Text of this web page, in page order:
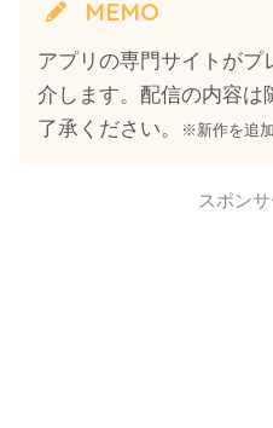
MEMO
アプリの専門サイトがプ
介します。配信の内容は
了承ください。
※新作を追
スポン